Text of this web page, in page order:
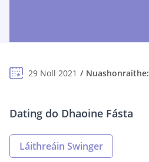
29 Noll 2021 Nuashonraithe:
Dating do Dhaoine Fásta
Láithreáin Swinger